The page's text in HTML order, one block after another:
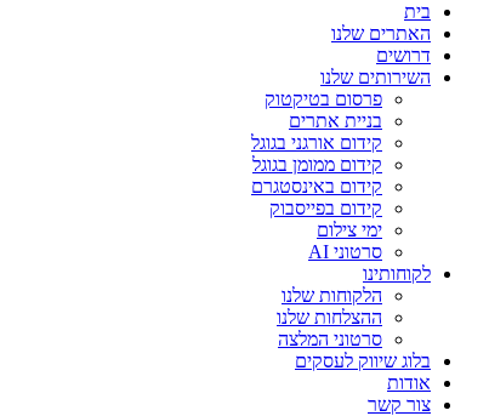
בית
האתרים שלנו
דרושים
השירותים שלנו
פרסום בטיקטוק
בניית אתרים
קידום אורגני בגוגל
קידום ממומן בגוגל
קידום באינסטגרם
קידום בפייסבוק
ימי צילום
סרטוני AI
לקוחותינו
הלקוחות שלנו
ההצלחות שלנו
סרטוני המלצה
בלוג שיווק לעסקים
אודות
צור קשר